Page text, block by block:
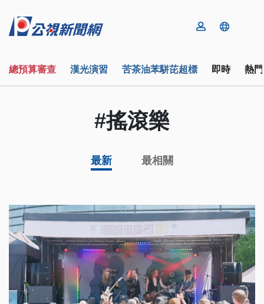
總預算審查 漢光演習 苦茶油苯駢芘超標 即時 熱
#搖滾樂
最新 最相關